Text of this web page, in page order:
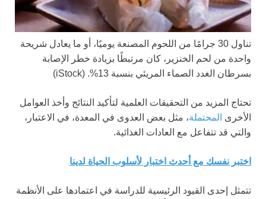
تناول 30 جرامًا من اللحوم المصنعة يوميًا، أو ما يعادل شريحة
واحدة من لحم الخنزير، كان مرتبطًا بزيادة خطر الإصابة
بسرطان الغدد الصماء المريئي بنسبة 13%.
(iStock)
تحتاج المزيد من التحقيقات العلمية لتأكيد النتائج وأخذ العوامل
الأخرى المحتملة، مثل بعض العدوى في المعدة، في الاعتبار،
والتي قد تتفاعل مع العادات الغذائية.
اختبر نفسك مع أحدث اختبار لأسلوب الحياة لدينا
تتمثل إحدى القيود الرئيسية للدراسة في اعتمادها على الأنظمة